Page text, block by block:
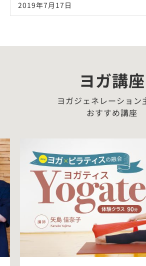
2019年7月17日
ヨガ講座
ヨガジェネレーション
おすすめ講座